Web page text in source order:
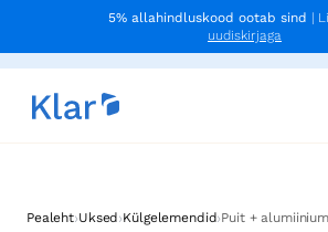
5% allahindluskood ootab sind |
uudiskirjaga
Pealeht›Uksed ›Külgelemendid›Puit + alumiinium